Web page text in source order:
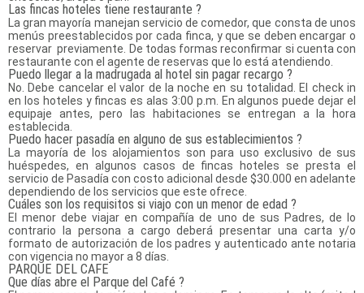
Las fincas hoteles tiene restaurante ?
La gran mayoría manejan servicio de comedor, que consta de unos
menús preestablecidos por cada finca, y que se deben encargar o
reservar previamente. De todas formas reconfirmar si cuenta con
restaurante con el agente de reservas que lo está atendiendo.
Puedo llegar a la madrugada al hotel sin pagar recargo ?
No. Debe cancelar el valor de la noche en su totalidad. El check in
en los hoteles y fincas es alas 3:00 p.m. En algunos puede dejar el
equipaje antes, pero las habitaciones se entregan a la hora
establecida.
Puedo hacer pasadía en alguno de sus establecimientos ?
La mayoría de los alojamientos son para uso exclusivo de sus
huéspedes, en algunos casos de fincas hoteles se presta el
servicio de Pasadía con costo adicional desde $30.000 en adelante
dependiendo de los servicios que este ofrece.
Cuáles son los requisitos si viajo con un menor de edad ?
El menor debe viajar en compañía de uno de sus Padres, de lo
contrario la persona a cargo deberá presentar una carta y/o
formato de autorización de los padres y autenticado ante notaria
con vigencia no mayor a 8 días.
PARQUE DEL CAFE
Que días abre el Parque del Café ?